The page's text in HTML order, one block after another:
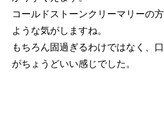
コールドストーンクリーマリーの
ような気がしますね。
もちろん固過ぎるわけではなく、
がちょうどいい感じでした。